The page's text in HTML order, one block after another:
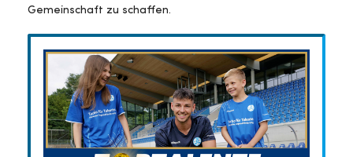
Gemeinschaft zu schaffen.